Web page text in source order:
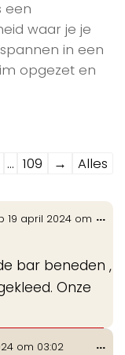
een
waar je je
in een
opgezet en
... 109 →
Alles
19 april 2024 om
bar beneden ,
Onze
...
om 03:02 ...